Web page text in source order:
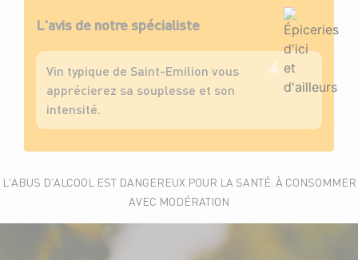
L'avis de notre spécialiste
Vin typique de Saint-Emilion vous
apprécierez sa souplesse et son
intensité.
L'ABUS D'ALCOOL EST DANGEREUX POUR LA SANTÉ. À CONSOMMER
AVEC MODÉRATION